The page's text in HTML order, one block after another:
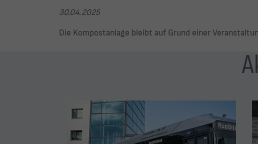
30.04.2025
Die Kompostanlage bleibt auf Grund einer